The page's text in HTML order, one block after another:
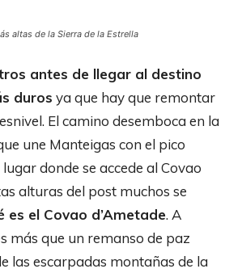
altas de la Sierra de la Estrella
antes de llegar al destino
duros ya que hay que remontar
El camino desemboca en la
une Manteigas con el pico
donde se accede al Covao
alturas del post muchos se
es el Covao d’Ametade. A
más que un remanso de paz
las escarpadas montañas de la